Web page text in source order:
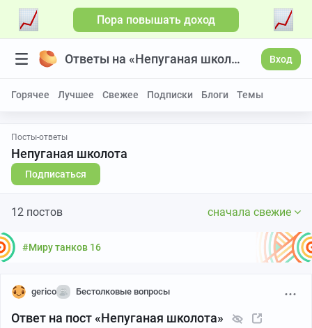
Пора повышать доход
Ответы на «Непуганая школота» Вход
Горячее Лучшее Свежее Подписки Блоги Темы
Посты-ответы
Непуганая школота
Подписаться
12 постов сначала свежие
#Миру танков 16
gerico Бестолковые вопросы
Ответ на пост «Непуганая школота»